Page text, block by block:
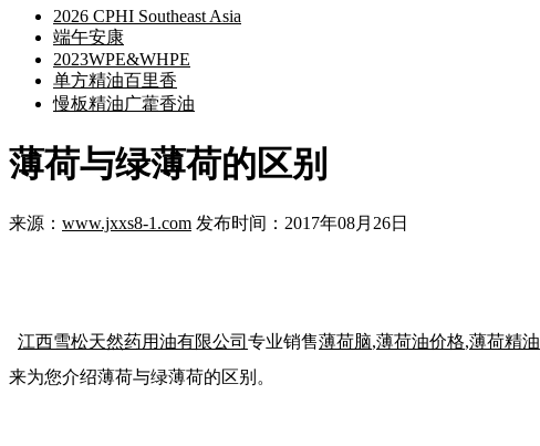
2026 CPHI Southeast Asia
端午安康
2023WPE&WHPE
单方精油百里香
慢板精油广藿香油
薄荷与绿薄荷的区别
来源： www.jxxs8-1.com 发布时间：2017年08月26日
江西雪松天然药用油有限公司 专业销售薄荷脑,薄荷油价格,薄荷精油
来为您介绍薄荷与绿薄荷的区别。